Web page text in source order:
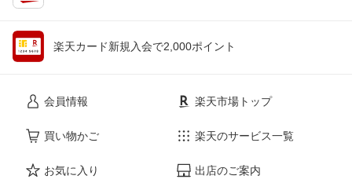
楽天カード新規入会で2,000ポイント
会員情報
買い物かご
お気に入り
楽天市場トップ
楽天のサービス一覧
出店のご案内